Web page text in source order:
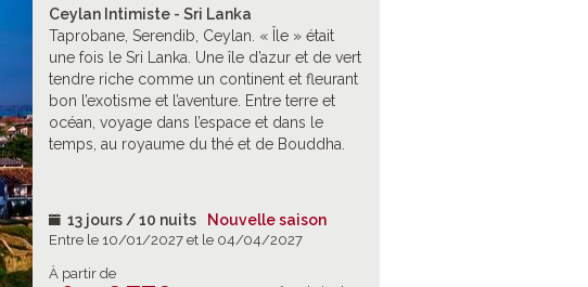
Ceylan Intimiste - Sri Lanka
Taprobane, Serendib, Ceylan. « Île » était
une fois le Sri Lanka. Une île d’azur et de vert
tendre riche comme un continent et fleurant
bon l’exotisme et l’aventure. Entre terre et
océan, voyage dans l’espace et dans le
temps, au royaume du thé et de Bouddha.
13 jours / 10 nuits Nouvelle saison
Entre le 10/01/2027 et le 04/04/2027
À partir de